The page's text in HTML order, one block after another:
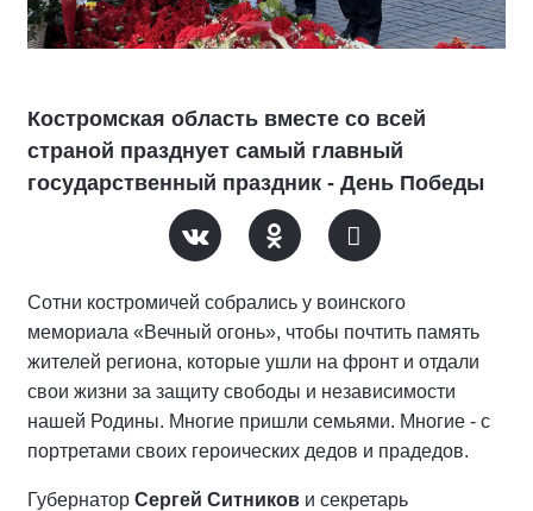
Костромская область вместе со всей
страной празднует самый главный
государственный праздник - День Победы
Сотни костромичей собрались у воинского
мемориала «Вечный огонь», чтобы почтить память
жителей региона, которые ушли на фронт и отдали
свои жизни за защиту свободы и независимости
нашей Родины. Многие пришли семьями. Многие - с
портретами своих героических дедов и прадедов.
Губернатор Сергей Ситников и секретарь